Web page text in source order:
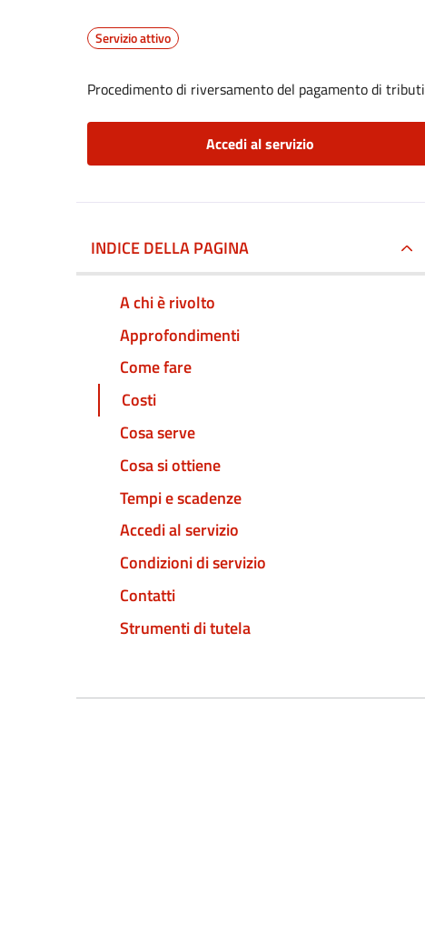
Servizio attivo
Procedimento di riversamento del pagamento di tributi
Accedi al servizio
INDICE DELLA PAGINA
A chi è rivolto
Approfondimenti
Come fare
Costi
Cosa serve
Cosa si ottiene
Tempi e scadenze
Accedi al servizio
Condizioni di servizio
Contatti
Strumenti di tutela